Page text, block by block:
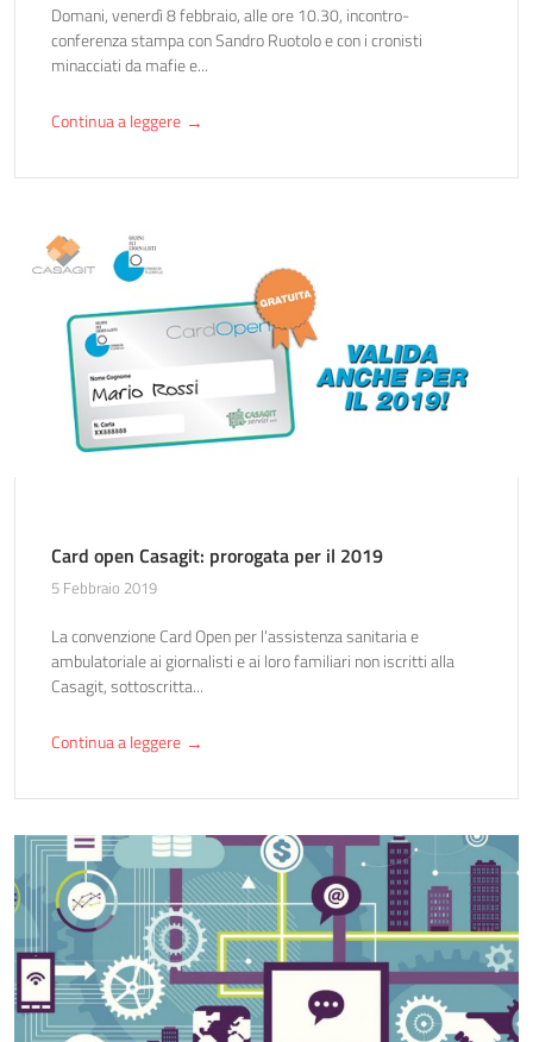
Domani, venerdì 8 febbraio, alle ore 10.30, incontro-
conferenza stampa con Sandro Ruotolo e con i cronisti
minacciati da mafie e...
Continua a leggere →
Card open Casagit: prorogata per il 2019
5 Febbraio 2019
La convenzione Card Open per l’assistenza sanitaria e
ambulatoriale ai giornalisti e ai loro familiari non iscritti alla
Casagit, sottoscritta...
Continua a leggere →